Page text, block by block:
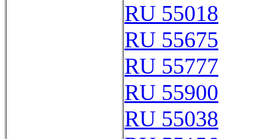
RU 55018
RU 55675
RU 55777
RU 55900
RU 55038